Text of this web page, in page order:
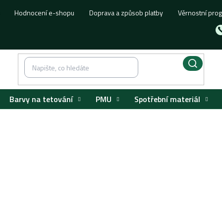
Hodnocení e-shopu Doprava a způsob platby Věrnostní
Barvy na tetování PMU Spotřební materiál